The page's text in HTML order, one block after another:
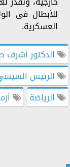
للأبطال فى
العسكرية.
الدكتور أشرف
الرئيس
الرياضة